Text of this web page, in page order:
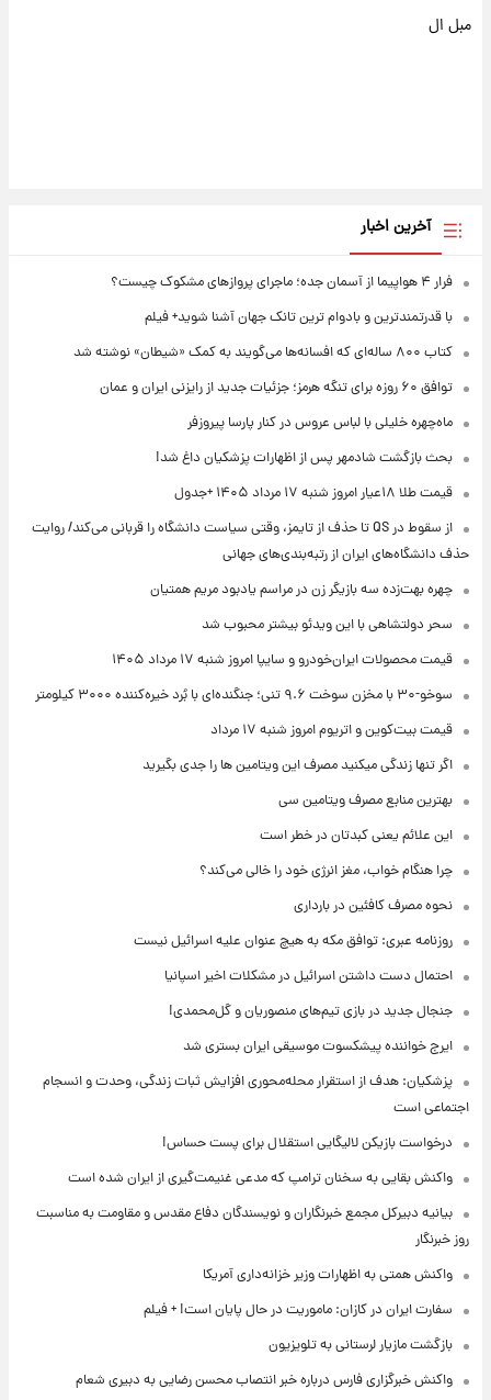
مبل ال
آخرین اخبار
فرار ۴ هواپیما از آسمان جده؛ ماجرای پروازهای مشکوک چیست؟
با قدرتمندترین و بادوام ترین تانک جهان آشنا شوید+ فیلم
کتاب ۸۰۰ ساله‌ای که افسانه‌ها می‌گویند به کمک «شیطان» نوشته شد
توافق ۶۰ روزه برای تنگه هرمز؛ جزئیات جدید از رایزنی ایران و عمان
ماه‌چهره خلیلی با لباس عروس در کنار پارسا پیروزفر
بحث بازگشت شادمهر پس از اظهارات پزشکیان داغ شد!
قیمت طلا ۱۸عیار امروز شنبه ۱۷ مرداد ۱۴۰۵ +جدول
از سقوط در QS تا حذف از تایمز، وقتی سیاست دانشگاه را قربانی می‌کند/ روایت
حذف دانشگاه‌های ایران از رتبه‌بندی‌های جهانی
چهره بهت‌زده سه بازیگر زن در مراسم یادبود مریم همتیان
سحر دولتشاهی با این ویدئو بیشتر محبوب شد
قیمت محصولات ایران‌خودرو و سایپا امروز شنبه ۱۷ مرداد ۱۴۰۵
سوخو-۳۰ با مخزن سوخت ۹.۶ تنی؛ جنگنده‌ای با بُرد خیره‌کننده ۳۰۰۰ کیلومتر
قیمت بیت‌کوین و اتریوم امروز شنبه ۱۷ مرداد
اگر تنها زندگی میکنید مصرف این ویتامین ها را جدی بگیرید
بهترین منابع مصرف ویتامین سی
این علائم یعنی کبدتان در خطر است
چرا هنگام خواب، مغز انرژی خود را خالی می‌کند؟
نحوه مصرف کافئین در بارداری
روزنامه عبری: توافق مکه به هیچ عنوان علیه اسرائیل نیست
احتمال دست داشتن اسرائیل در مشکلات اخیر اسپانیا
جنجال جدید در بازی تیم‌های منصوریان و گل‌محمدی!
ایرج خواننده پیشکسوت موسیقی ایران بستری شد
پزشکیان: هدف از استقرار محله‌محوری افزایش ثبات زندگی، وحدت و انسجام
اجتماعی است
درخواست بازیکن لالیگایی استقلال برای پست حساس!
واکنش بقایی به سخنان ترامپ که مدعی غنیمت‌گیری از ایران شده است
بیانیه دبیرکل مجمع خبرنگاران و نویسندگان دفاع مقدس و مقاومت به مناسبت
روز خبرنگار
واکنش همتی به اظهارات وزیر خزانه‌داری آمریکا
سفارت ایران در کازان: ماموریت در حال پایان است! + فیلم
بازگشت مازیار لرستانی به تلویزیون
واکنش خبرگزاری فارس درباره خبر انتصاب محسن رضایی به دبیری شعام